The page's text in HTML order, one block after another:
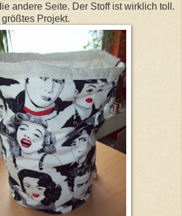
andere Seite. Der Stoff ist wirklich toll.
Projekt.